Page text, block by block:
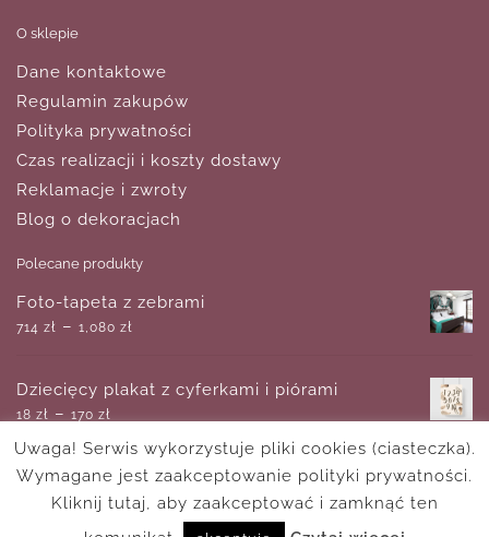
O sklepie
Dane kontaktowe
Regulamin zakupów
Polityka prywatności
Czas realizacji i koszty dostawy
Reklamacje i zwroty
Blog o dekoracjach
Polecane produkty
Foto-tapeta z zebrami
714 zł – 1,080 zł
Dziecięcy plakat z cyferkami i piórami
18 zł – 170 zł
Niebiesko złota abstrakcja
zł–1,080 zł
Uwaga! Serwis wykorzystuje pliki cookies (ciasteczka).
Wymagane jest zaakceptowanie polityki prywatności.
Kliknij tutaj, aby zaakceptować i zamknąć ten